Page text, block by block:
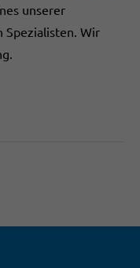
unserer
Spezialisten. Wir